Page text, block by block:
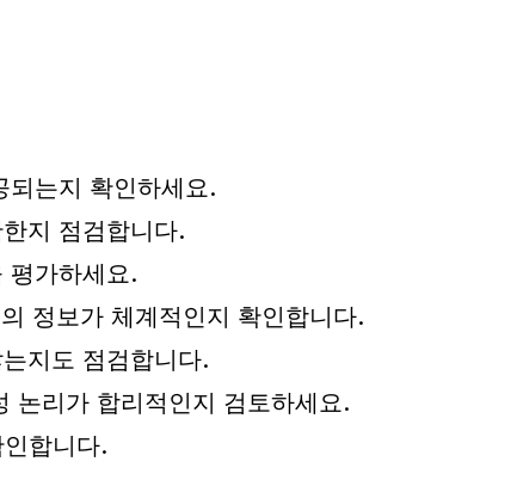
되는지 확인하세요.
지 점검합니다.
평가하세요.
정보가 체계적인지 확인합니다.
지도 점검합니다.
논리가 합리적인지 검토하세요.
합니다.